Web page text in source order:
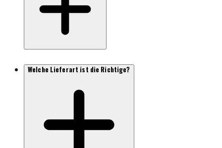
Welche Lieferart ist die Richtige?